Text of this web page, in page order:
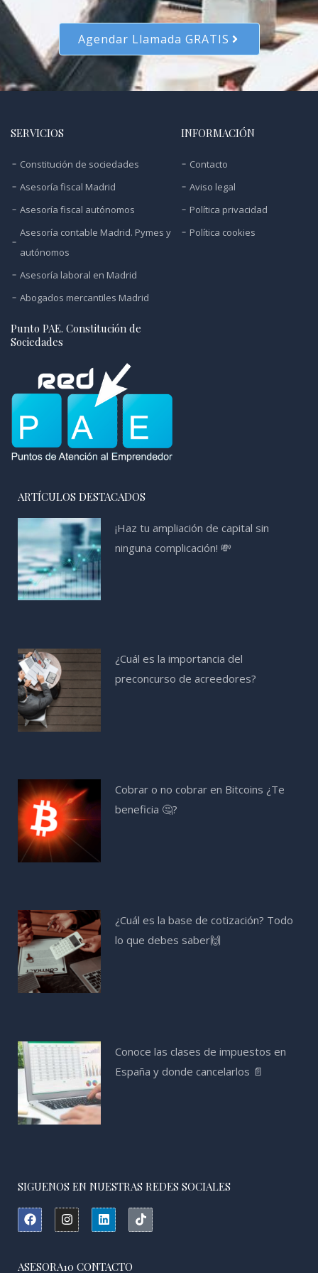
Agendar Llamada GRATIS
SERVICIOS
Constitución de sociedades
Asesoría fiscal Madrid
Asesoría fiscal autónomos
Asesoría contable Madrid. Pymes y
autónomos
Asesoría laboral en Madrid
Abogados mercantiles Madrid
Punto PAE. Constitución de
Sociedades
INFORMACIÓN
Contacto
Aviso legal
Política privacidad
Política cookies
ARTÍCULOS DESTACADOS
¡Haz tu ampliación de capital sin
ninguna complicación! 💸
¿Cuál es la importancia del
preconcurso de acreedores?
Cobrar o no cobrar en Bitcoins ¿Te
beneficia 🤔?
¿Cuál es la base de cotización? Todo
lo que debes saber🙌
Conoce las clases de impuestos en
España y donde cancelarlos 📄
SIGUENOS EN NUESTRAS REDES SOCIALES
F
a
c
b
I
n
s
a
L
i
n
e
T
i
k
ASESORA10 CONTACTO